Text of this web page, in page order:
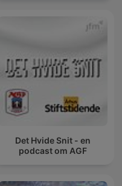
Det Hvide Snit - en
podcast om AGF